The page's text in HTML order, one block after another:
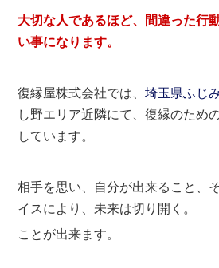
大切な人であるほど、間違った行
い事になります。
復縁屋株式会社では、埼玉県ふじ
し野エリア近隣にて、復縁のため
しています。
相手を思い、自分が出来ること、
イスにより、未来は切り開く。
ことが出来ます。